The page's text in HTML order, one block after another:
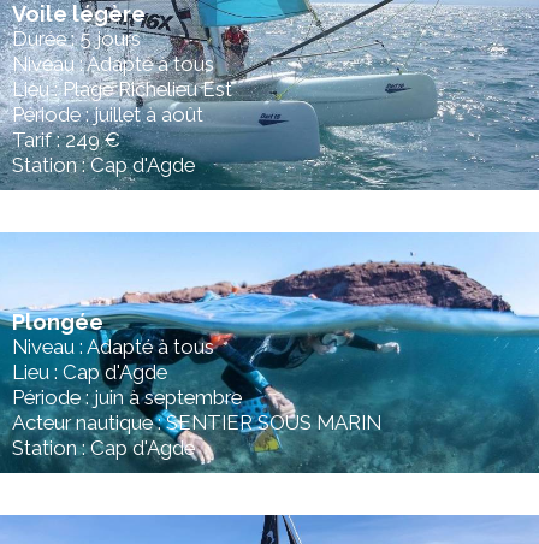
Voile légère
Durée : 5 jours
Niveau : Adapté à tous
Lieu : Plage Richelieu Est
Période : juillet à août
Tarif : 249 €
Station : Cap d'Agde
Plongée
Niveau : Adapté à tous
Lieu : Cap d'Agde
Période : juin à septembre
Acteur nautique : SENTIER SOUS MARIN
Station : Cap d'Agde